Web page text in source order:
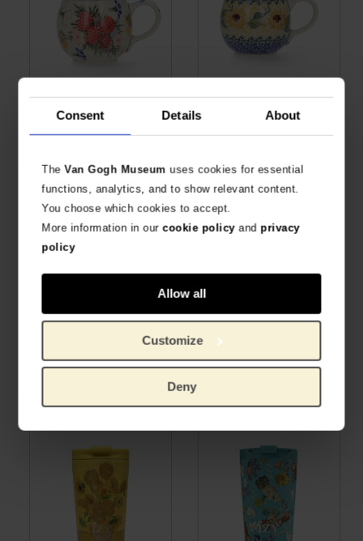
Consent Details About
TheVan Gogh Museum uses cookies for essential
functions, analytics, and to show relevant content.
You choose which cookies to accept.
More information in ourcookie policyand privacy
policy
Allow all
Customize
Deny
Taza Farmer 240 ml Flores
de Vincent, Bunzlau Castle
x Van Gogh Museum
36,32
Taza Farmer 240 ml
Girasoles, Bunzlau Castle x
€18,14
Girasoles, Bunzlau Castle x
Van Gogh Museum
16,49
Taza Tulip 330 ml
Girasoles, Bunzlau Castle x
Van Gogh Museum
€28,88